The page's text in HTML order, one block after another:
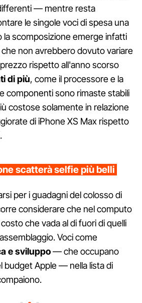
— mentre resta
le singole voci di spesa una
la scomposizione emerge infatti
non avrebbero dovuto variare
rispetto all'anno scorso
di più, come il processore e la
componenti sono rimaste stabili
costose solamente in relazione
di iPhone XS Max rispetto
scatterà selfie più belli
per i guadagni del colosso di
considerare che nel computo
che vada al di fuori di quelli
Voci come
e sviluppo— che occupano
budget Apple — nella lista di